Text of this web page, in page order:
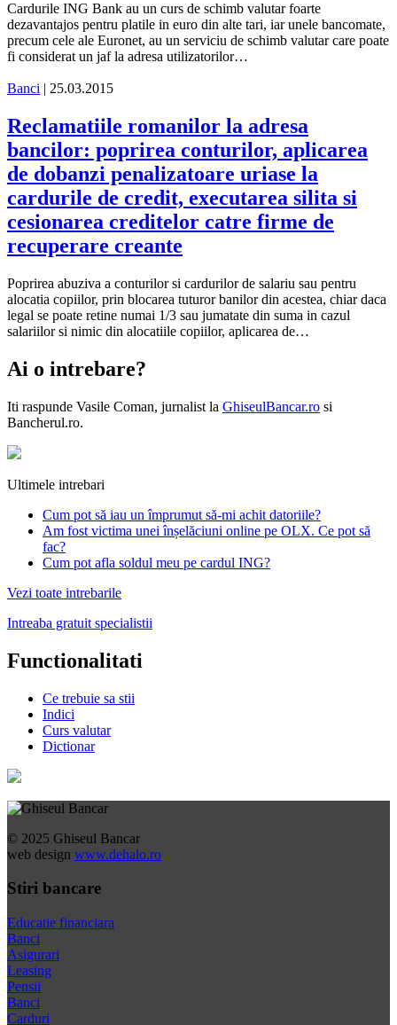
Cardurile ING Bank au un curs de schimb valutar foarte
dezavantajos pentru platile in euro din alte tari, iar unele bancomate,
precum cele ale Euronet, au un serviciu de schimb valutar care poate
fi considerat un jaf la adresa utilizatorilor…
Banci | 25.03.2015
Reclamatiile romanilor la adresa
bancilor: poprirea conturilor, aplicarea
de dobanzi penalizatoare uriase la
cardurile de credit, executarea silita si
cesionarea creditelor catre firme de
recuperare creante
Poprirea abuziva a conturilor si cardurilor de salariu sau pentru
alocatia copiilor, prin blocarea tuturor banilor din acestea, chiar daca
legal se poate retine numai 1/3 sau jumatate din suma in cazul
salariilor si nimic din alocatiile copiilor, aplicarea de…
Ai o intrebare?
Iti raspunde Vasile Coman, jurnalist la GhiseulBancar.ro si
Bancherul.ro.
Ultimele intrebari
Cum pot să iau un împrumut să-mi achit datoriile?
Am fost victima unei înșelăciuni online pe OLX. Ce pot să
fac?
Cum pot afla soldul meu pe cardul ING?
Vezi toate intrebarile
Intreaba gratuit specialistii
Functionalitati
Ce trebuie sa stii
Indici
Curs valutar
Dictionar
© 2025 Ghiseul Bancar
web design www.dehalo.ro
Stiri bancare
Educatie financiara
Banci
Asigurari
Leasing
Pensii
Banci
Carduri